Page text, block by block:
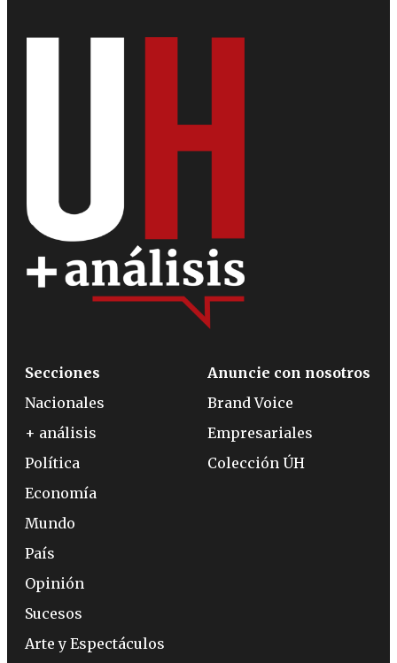
Secciones
Nacionales
+ análisis
Política
Economía
Mundo
País
Opinión
Sucesos
Arte y Espectáculos
Anuncie con nosotros
Brand Voice
Empresariales
Colección ÚH